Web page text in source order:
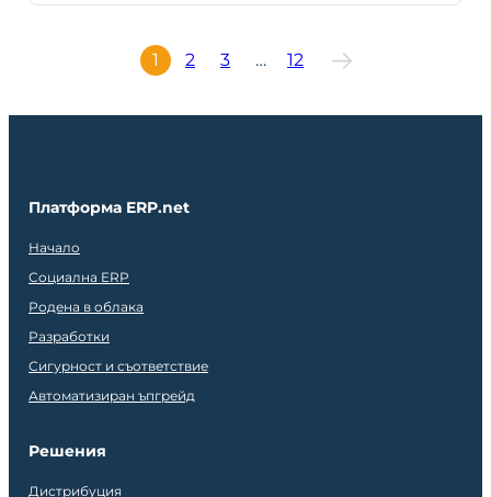
1 2 3 … 12
Платформа ERP.net
Начало
Социална ERP
Родена в облака
Разработки
Сигурност и съответствие
Автоматизиран ъпгрейд
Решения
Дистрибуция